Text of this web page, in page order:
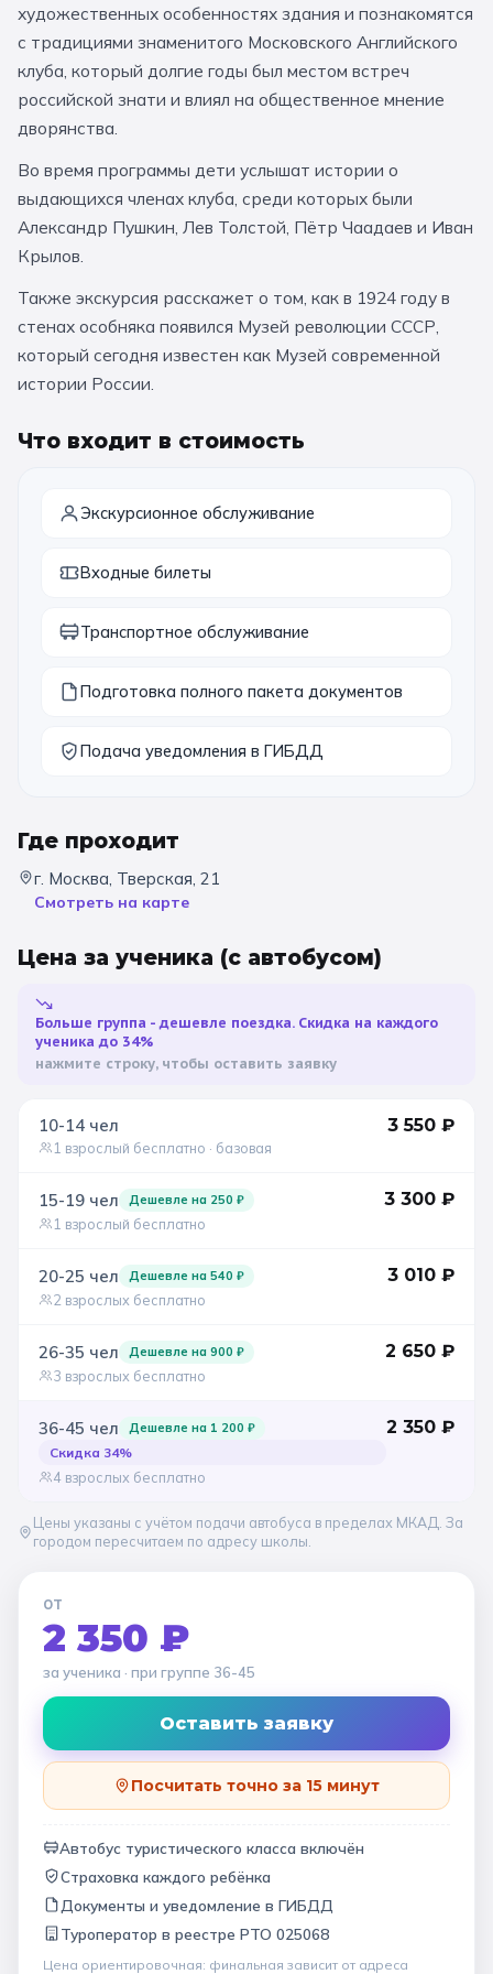
За кулисами театров
Усадьбы и заповедники Экологические
Народные промыслы Интерактивные
Все классы
Дошкольники
Начальные классы
5 класс 6 класс
7 класс 8 класс
11 класс
Все предметы Литература
География
🏛️ МУЗЕИ
Дарвиновский музей
📍 ПО ГОРОДАМ
Санкт-Петербург
Золотое кольцо
Великий Новгород Алтай Архангельск
Рязань Мурманск Волгоград
художественных особенностях здания и познакомятся
с традициями знаменитого Московского Английского
клуба, который долгие годы был местом встреч
российской знати и влиял на общественное мнение
дворянства.
Во время программы дети услышат истории о
выдающихся членах клуба, среди которых были
Александр Пушкин, Лев Толстой, Пётр Чаадаев и Иван
Крылов.
Также экскурсия расскажет о том, как в 1924 году в
стенах особняка появился Музей революции СССР,
который сегодня известен как Музей современной
истории России.
Что входит в стоимость
Экскурсионное обслуживание
Входные билеты
Транспортное обслуживание
Подготовка полного пакета документов
Подача уведомления в ГИБДД
Где проходит
г. Москва, Тверская, 21
Смотреть на карте
Цена за ученика (с автобусом)
Больше группа - дешевле поездка. Скидка на каждого
ученика до 34%
нажмите строку, чтобы оставить заявку
10-14 чел
1 взрослый бесплатно · базовая
3 550 ₽
15-19 чел Дешевле на 250 ₽
1 взрослый бесплатно
3 300 ₽
20-25 чел Дешевле на 540 ₽
2 взрослых бесплатно
3 010 ₽
26-35 чел Дешевле на 900 ₽
3 взрослых бесплатно
2 650 ₽
36-45 чел
Скидка 34%
Дешевле на 1 200 ₽
4 взрослых бесплатно
2 350 ₽
Цены указаны с учётом подачи автобуса в пределах МКАД. За
городом пересчитаем по адресу школы.
ОТ
2 350 ₽
за ученика · при группе 36-45
Оставить заявку
Посчитать точно за 15 минут
Автобус туристического класса включён
Страховка каждого ребёнка
Документы и уведомление в ГИБДД
Туроператор в реестре РТО 025068
Цена ориентировочная: финальная зависит от адреса